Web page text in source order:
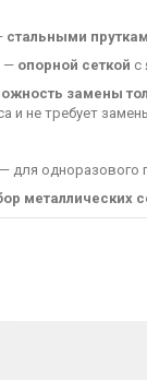
стальными
— опорной сеткой с
замены
и не требует
— для одноразового
металлических